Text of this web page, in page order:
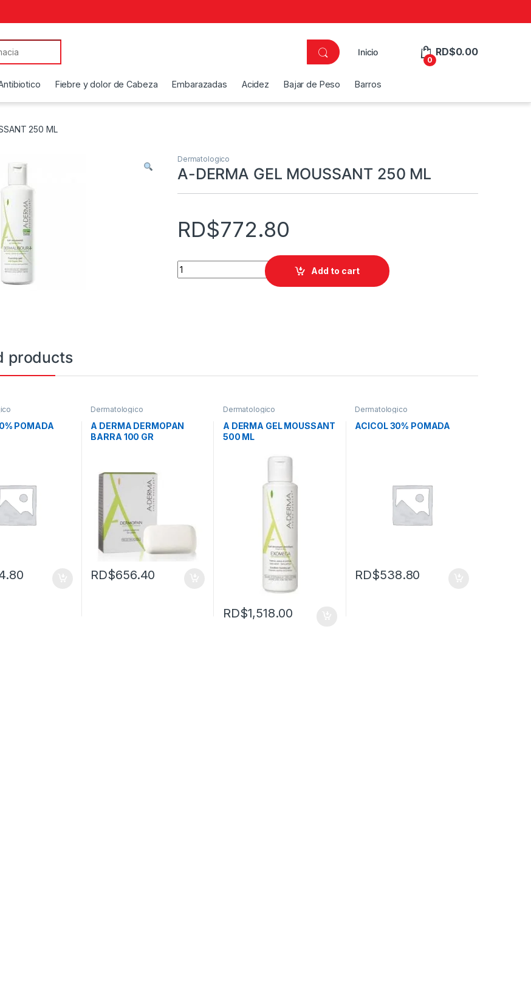
Inicio
0
RD$0.00
Fiebre y dolor de Cabeza Embarazadas Acidez Bajar de Peso Barros
250 ML
Dermatologico
A-DERMA GEL MOUSSANT 250 ML
RD$772.80
A-DERMA GEL MOUSSANT 250 ML quantity
Add to cart
products
POMADA
Dermatologico
A DERMA DERMOPAN
BARRA 100 GR
RD$656.40
Dermatologico
A DERMA GEL MOUSSANT
500 ML
RD$1,518.00
Dermatologico
ACICOL 30% POMADA
RD$538.80